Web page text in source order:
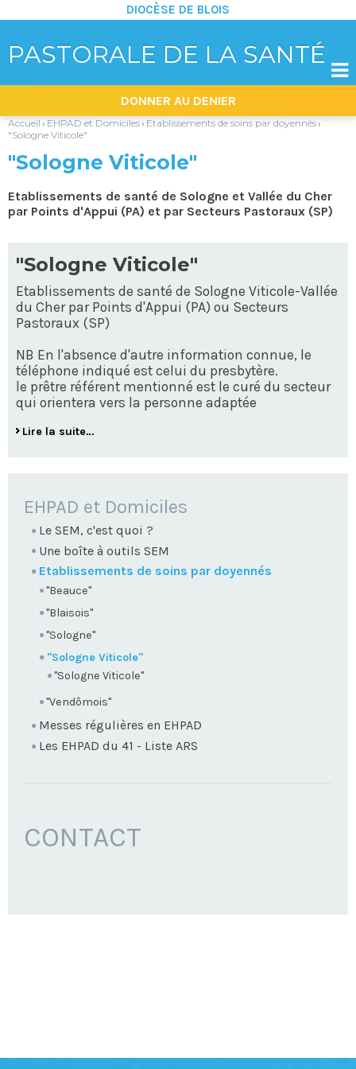
PASTORALE DE LA SANTÉ
DIOCÈSE DE BLOIS
|
Aller
navigation
DONNER AU DENIER

Accueil › EHPAD et Domiciles› Etablissements de soins par doyennés›
"Sologne Viticole"
"Sologne Viticole"
Etablissements de santé de Sologne et Vallée du Cher
par Points d'Appui (PA) et par Secteurs Pastoraux (SP)
"Sologne Viticole"
Etablissements de santé de Sologne Viticole-Vallée
du Cher par Points d'Appui (PA) ou Secteurs
Pastoraux (SP)
NB En l'absence d'autre information connue, le
téléphone indiqué est celui du presbytère.
le prêtre référent mentionné est le curé du secteur
qui orientera vers la personne adaptée
Lire la suite…
NAVIGATION
EHPAD et Domiciles
Le SEM, c'est quoi ?
Une boîte à outils SEM
Etablissements de soins par doyennés
"Beauce"
"Blaisois"
"Sologne"
"Sologne Viticole"
"Sologne Viticole"
"Vendômois"
Messes régulières en EHPAD
Les EHPAD du 41 - Liste ARS
CONTACT